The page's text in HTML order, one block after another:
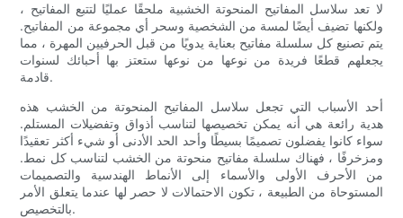
لا تعد سلاسل المفاتيح المنحوتة الخشبية ملحقًا عمليًا لتتبع المفاتيح ،
ولكنها تضيف أيضًا لمسة من الشخصية وسحر أي مجموعة من المفاتيح.
يتم تصنيع كل سلسلة مفاتيح بعناية يدويًا من قبل الحرفيين المهرة ، مما
يجعلهم قطعًا فريدة من نوعها من نوعها ستعتز بها أحبائك لسنوات
قادمة.
أحد الأسباب التي تجعل سلاسل المفاتيح المنحوتة من الخشب هذه
هدية رائعة هي أنه يمكن تخصيصها لتناسب أذواق وتفضيلات المستلم.
سواء كانوا يفضلون تصميمًا بسيطًا وأحد الحد الأدنى أو شيء أكثر تعقيدًا
ومزخرفًا ، فهناك سلسلة مفاتيح منحوتة من الخشب لتناسب كل نمط.
من الأحرف الأولى والأسماء إلى الأنماط الهندسية والتصميمات
المستوحاة من الطبيعة ، تكون الاحتمالات لا حصر لها عندما يتعلق الأمر
بالتخصيص.